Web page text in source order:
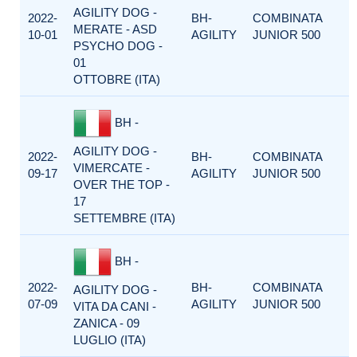
2022-
10-01
AGILITY DOG -
MERATE - ASD
PSYCHO DOG -
01
OTTOBRE (ITA)
BH-
AGILITY
COMBINATA
JUNIOR 500
2022-
09-17
BH -
AGILITY DOG -
VIMERCATE -
OVER THE TOP -
17
SETTEMBRE (ITA)
BH-
AGILITY
COMBINATA
JUNIOR 500
2022-
07-09
BH -
AGILITY DOG -
VITA DA CANI -
ZANICA - 09
LUGLIO (ITA)
BH-
AGILITY
COMBINATA
JUNIOR 500